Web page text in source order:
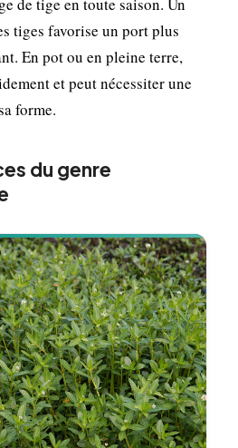
tiges favorise un port plus
En pot ou en pleine terre,
et peut nécessiter une
forme.
du genre